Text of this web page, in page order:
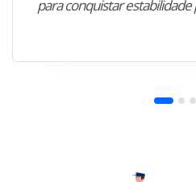
para conquistar estabilidade